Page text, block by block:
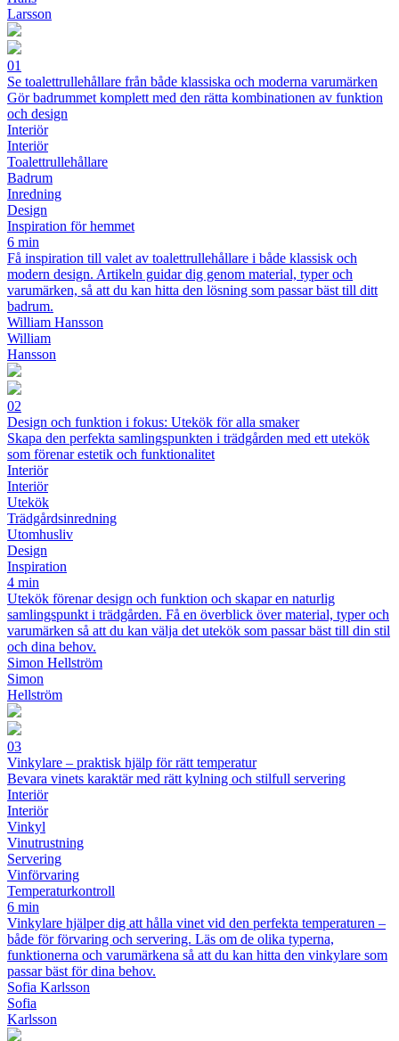
Larsson
01
Se toalettrullehållare från både klassiska och moderna varumärken
Gör badrummet komplett med den rätta kombinationen av funktion
och design
Interiör
Interiör
Toalettrullehållare
Badrum
Inredning
Design
Inspiration för hemmet
6 min
Få inspiration till valet av toalettrullehållare i både klassisk och
modern design. Artikeln guidar dig genom material, typer och
varumärken, så att du kan hitta den lösning som passar bäst till ditt
badrum.
William Hansson
William
Hansson
02
Design och funktion i fokus: Utekök för alla smaker
Skapa den perfekta samlingspunkten i trädgården med ett utekök
som förenar estetik och funktionalitet
Interiör
Interiör
Utekök
Trädgårdsinredning
Utomhusliv
Design
Inspiration
4 min
Utekök förenar design och funktion och skapar en naturlig
samlingspunkt i trädgården. Få en överblick över material, typer och
varumärken så att du kan välja det utekök som passar bäst till din stil
och dina behov.
Simon Hellström
Simon
Hellström
03
Vinkylare – praktisk hjälp för rätt temperatur
Bevara vinets karaktär med rätt kylning och stilfull servering
Interiör
Interiör
Vinkyl
Vinutrustning
Servering
Vinförvaring
Temperaturkontroll
6 min
Vinkylare hjälper dig att hålla vinet vid den perfekta temperaturen –
både för förvaring och servering. Läs om de olika typerna,
funktionerna och varumärkena så att du kan hitta den vinkylare som
passar bäst för dina behov.
Sofia Karlsson
Sofia
Karlsson